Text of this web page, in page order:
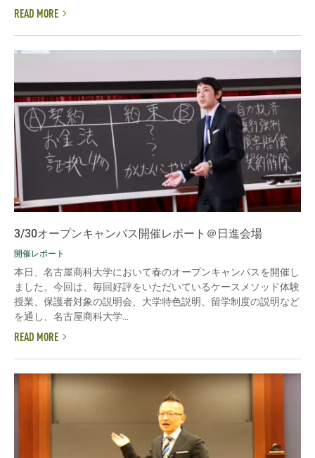
READ MORE
3/30オープンキャンパス開催レポート＠日進会場
開催レポート
本日、名古屋商科大学において春のオープンキャンパスを開催し
ました。今回は、毎回好評をいただいているケースメソッド体験
授業、保護者対象の説明会、大学特色説明、留学制度の説明など
を通し、名古屋商科大学...
READ MORE